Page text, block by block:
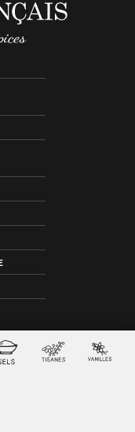
DE VENTE